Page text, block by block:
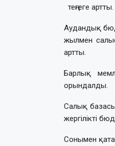
теңгеге артты.
Аудандық
жылмен
артты.
Барлық
орындалды.
Салық
жергілікті
Сонымен